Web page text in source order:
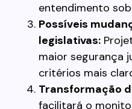
entendimento
Possíveis
legislativas:
maior segurança
critérios mais
Transformação
facilitará o